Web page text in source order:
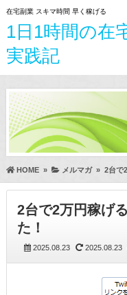
在宅副業 スキマ時間 早く稼げる
1日1時間の在
実践記
HOME» メルマガ» 2台で
2台で2万円稼げ
た！
2025.08.23 2025.08.23